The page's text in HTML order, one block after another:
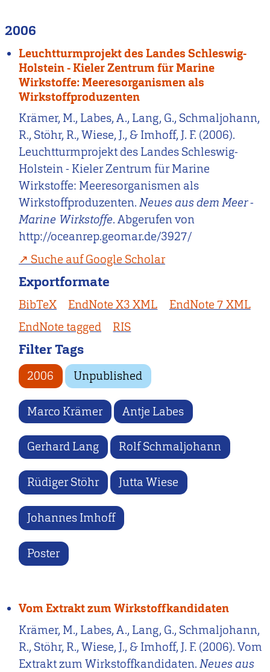
2006
Leuchtturmprojekt des Landes Schleswig-
Holstein - Kieler Zentrum für Marine
Wirkstoffe: Meeresorganismen als
Wirkstoffproduzenten
Krämer, M., Labes, A., Lang, G., Schmaljohann,
R., Stöhr, R., Wiese, J., & Imhoff, J. F. (2006).
Leuchtturmprojekt des Landes Schleswig-
Holstein - Kieler Zentrum für Marine
Wirkstoffe: Meeresorganismen als
Wirkstoffproduzenten.Neues aus dem Meer -
Marine Wirkstoffe. Abgerufen von
http://oceanrep.geomar.de/3927/
Suche auf Google Scholar
Exportformate
BibTeX EndNote X3 XML
EndNote 7 XML
EndNote tagged
RIS
Filter Tags
2006 Unpublished
Marco Krämer Antje Labes
Gerhard Lang Rolf Schmaljohann
Rüdiger Stöhr Jutta Wiese
Johannes Imhoff
Poster
Vom Extrakt zum Wirkstoffkandidaten
Krämer, M., Labes, A., Lang, G., Schmaljohann,
R., Stöhr, R., Wiese, J., & Imhoff, J. F. (2006). Vom
Extrakt zum Wirkstoffkandidaten.Neues aus